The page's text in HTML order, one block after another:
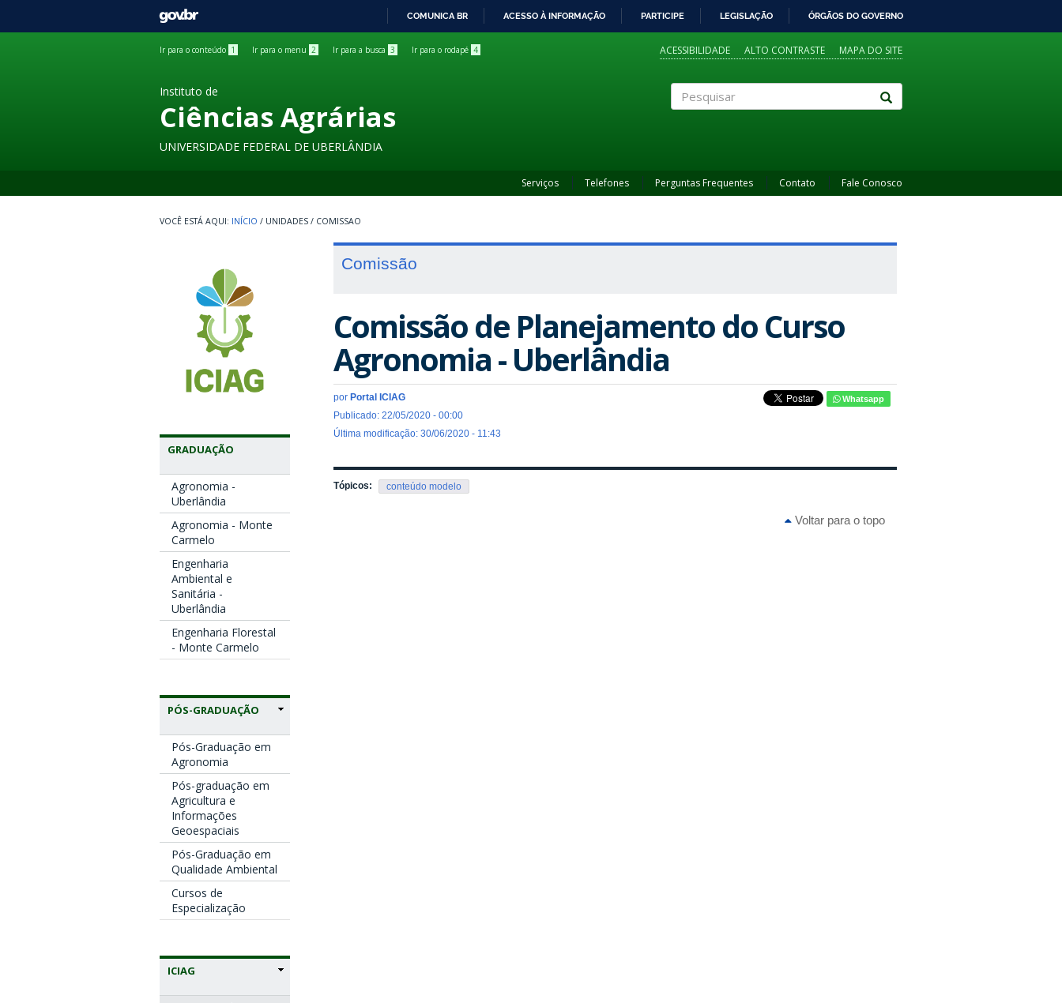
GOVBR
COMUNICA BR ACESSO À INFORMAÇÃO PARTICIPE LEGISLAÇÃO ÓRGÃOS DO GOVERNO
Ir para o conteúdo 1 Ir para o menu 2 Ir para a busca 3 Ir para o rodapé 4 ACESSIBILIDADE ALTO CONTRASTE MAPA DO SITE
Instituto de
Ciências Agrárias
UNIVERSIDADE FEDERAL DE UBERLÂNDIA
Serviços Telefones Perguntas Frequentes Contato Fale Conosco
INÍCIO / UNIDADES / COMISSAO
GRADUAÇÃO
Agronomia -
Uberlândia
Agronomia - Monte
Carmelo
Engenharia
Ambiental e
Sanitária -
Uberlândia
Engenharia Florestal
- Monte Carmelo
PÓS-GRADUAÇÃO
Pós-Graduação em
Agronomia
Pós-graduação em
Agricultura e
Informações
Geoespaciais
Pós-Graduação em
Qualidade Ambiental
Cursos de
Especialização
ICIAG
Comissão
Comissão de Planejamento do Curso
Agronomia - Uberlândia
por Portal ICIAG
Publicado: 22/05/2020 - 00:00
Última modificação: 30/06/2020 - 11:43
Whatsapp
Tópicos: conteúdo modelo
Voltar para o topo